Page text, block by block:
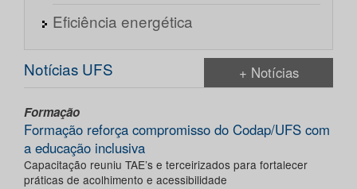
Eficiência energética
Notícias UFS + Notícias
Formação
Formação reforça compromisso do Codap/UFS com
a educação inclusiva
Capacitação reuniu TAE’s e terceirizados para fortalecer
práticas de acolhimento e acessibilidade